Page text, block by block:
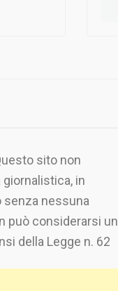
sito non
in
senza nessuna
può considerarsi un
della Legge n. 62